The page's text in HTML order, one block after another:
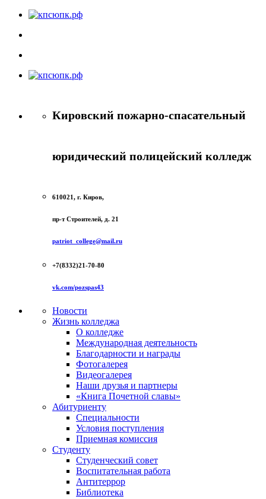
Кировский пожарно-спасательный
юридический полицейский колледж
610021, г. Киров,
пр-т Строителей, д. 21
patriot_college@mail.ru
+7(8332)21-70-80
vk.com/pozspas43
Новости
Жизнь колледжа
О колледже
Международная деятельность
Благодарности и награды
Фотогалерея
Видеогалерея
Наши друзья и партнеры
«Книга Почетной славы»
Абитуриенту
Специальности
Условия поступления
Приемная комиссия
Студенту
Студенческий совет
Воспитательная работа
Антитеррор
Библиотека